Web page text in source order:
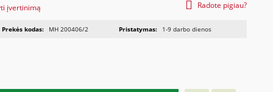
įvertinimą Radote pigiau?
Prekės kodas: MH 200406/2 Pristatymas: 1-9 darbo dienos